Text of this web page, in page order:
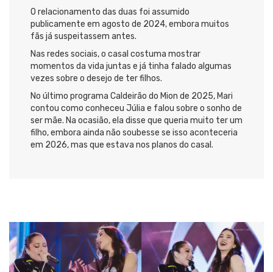
O relacionamento das duas foi assumido
publicamente em agosto de 2024, embora muitos
fãs já suspeitassem antes.
Nas redes sociais, o casal costuma mostrar
momentos da vida juntas e já tinha falado algumas
vezes sobre o desejo de ter filhos.
No último programa Caldeirão do Mion de 2025, Mari
contou como conheceu Júlia e falou sobre o sonho de
ser mãe. Na ocasião, ela disse que queria muito ter um
filho, embora ainda não soubesse se isso aconteceria
em 2026, mas que estava nos planos do casal.